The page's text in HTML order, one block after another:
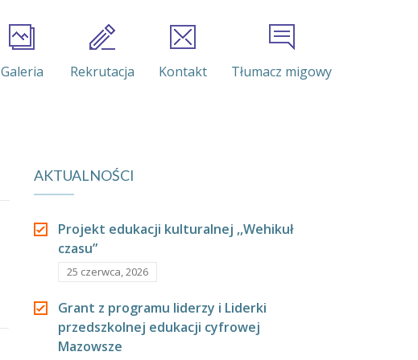
Galeria Rekrutacja Kontakt Tłumacz migowy
AKTUALNOŚCI
Projekt edukacji kulturalnej ,,Wehikuł
czasu”
25 czerwca, 2026
Grant z programu liderzy i Liderki
przedszkolnej edukacji cyfrowej
Mazowsze